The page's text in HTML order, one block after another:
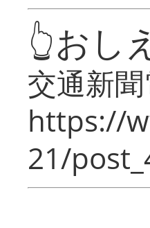
👆お
交通新
https://
21/